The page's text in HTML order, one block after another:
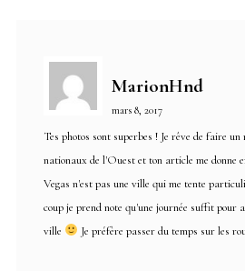
MarionHnd
mars 8, 2017
Tes photos sont superbes ! Je rêve de faire
nationaux de l'Ouest et ton article me donne
Vegas n'est pas une ville qui me tente
coup je prend note qu'une journée suffit pour
ville
Je préfère passer du temps sur les